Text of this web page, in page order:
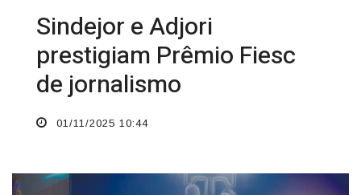
Sindejor e Adjori
prestigiam Prêmio Fiesc
de jornalismo
01/11/2025 10:44